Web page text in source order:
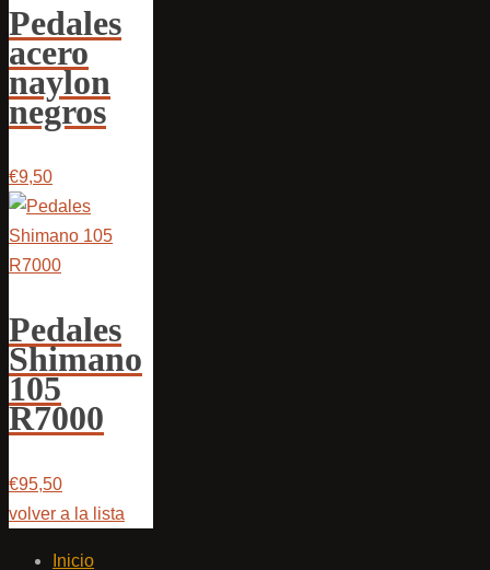
Pedales
acero
naylon
negros
€9,50
Pedales
Shimano
105
R7000
€95,50
volver a la lista
Inicio